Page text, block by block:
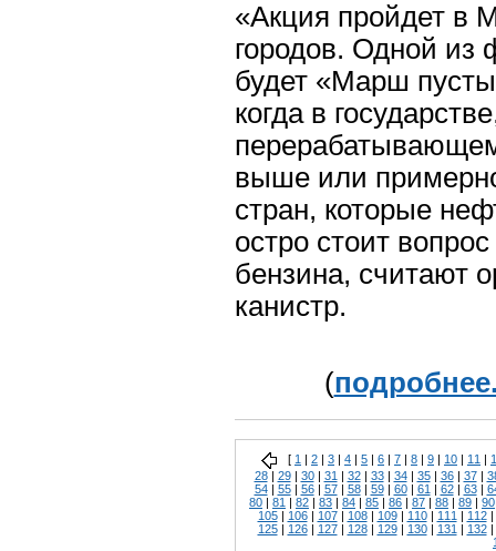
«Акция пройдет в
городов. Одной из
будет «Марш
когда в
выше или
стран, которые
остро стоит
бензина, считают
канистр.
(
[ 1 2 3 4 5 6 7 8 9 10 11
28| 29| 30| 31 | 32| 33| 34| 35| 36| 37|
54| 55| 56| 57| 58| 59| 60| 61 | 62| 63|
80 | 81 | 82 | 83 | 84 | 85 | 86 | 87 | 88 | 89 | 90
105| 106| 107| 108| 109| 110| 111 | 112|
125| 126| 127| 128| 129| 130| 131 | 132|